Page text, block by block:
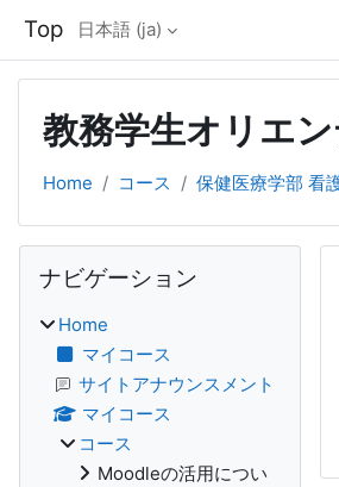
Top 日本語 ‎(ja)‎
教務学生オリエ
Home コース 保健医療学部 看
ブロック
ナビゲーション
Home
マイコース
サイトアナウンスメント
マイコース
コース
Moodleの活用につい